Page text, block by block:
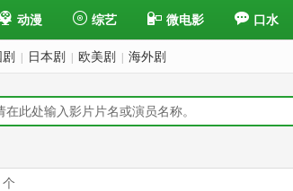
动漫 综艺 微电影 口水
日本剧 欧美剧 海外剧
个